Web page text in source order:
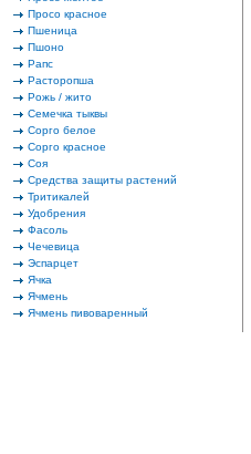
Просо красное
Пшеница
Пшоно
Рапс
Расторопша
Рожь / жито
Семечка тыквы
Сорго белое
Сорго красное
Соя
Средства защиты растений
Тритикалей
Удобрения
Фасоль
Чечевица
Эспарцет
Ячка
Ячмень
Ячмень пивоваренный